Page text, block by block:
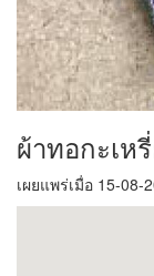
ผ้าทอกะเห
เผยแพร่เมื่อ 15-08-